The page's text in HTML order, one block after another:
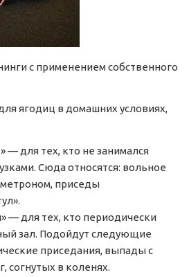
с применением собственного
ягодиц в домашних условиях,
— для тех, кто не занимался
Сюда относятся: вольное
приседы
— для тех, кто периодически
зал. Подойдут следующие
приседания, выпады с
согнутых в коленях.